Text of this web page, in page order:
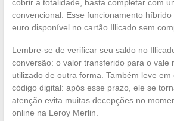
cobrir a totalidade, basta completar com
convencional. Esse funcionamento
euro disponível no cartão Illicado sem
Lembre-se de verificar seu saldo no
conversão: o valor transferido para o vale
utilizado de outra forma. Também leve
código digital: após esse prazo, ele se
atenção evita muitas decepções no
online na Leroy Merlin.